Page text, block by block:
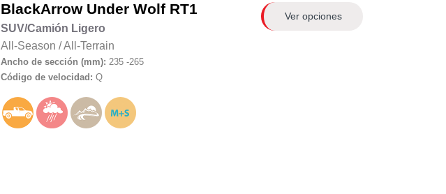
BlackArrow Under Wolf RT1
SUV/Camión Ligero
All-Season /All-Terrain
Ancho de sección (mm): 235 -265
Código de velocidad: Q
Ver opciones